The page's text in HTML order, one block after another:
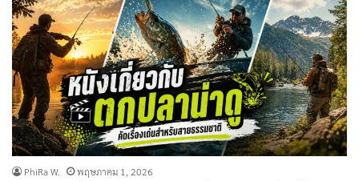
PhiRa W. พฤษภาคม 1, 2026